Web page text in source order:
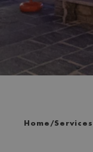
Home /Services